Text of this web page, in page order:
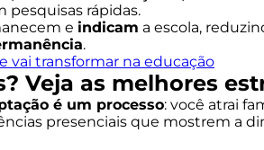
pesquisas rápidas.
e indicam a escola,
.
vai transformar na educação
Veja as melhores
é um processo: você atrai
presenciais que mostrem a